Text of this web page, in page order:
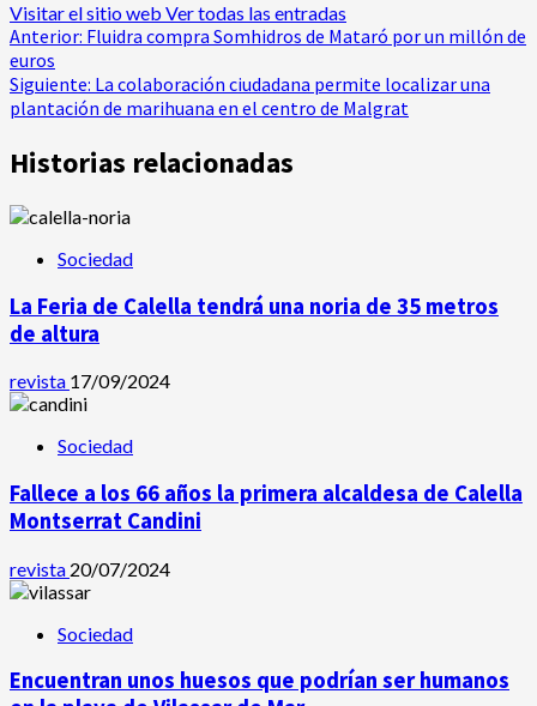
Visitar el sitio web Ver todas las entradas
Navegación
de
entradas
Anterior: Fluidra compra Somhidros de Mataró por un millón de
euros
Siguiente: La colaboración ciudadana permite localizar una
plantación de marihuana en el centro de Malgrat
Historias relacionadas
Sociedad
La Feria de Calella tendrá una noria de 35 metros
de altura
revista 17/09/2024
Sociedad
Fallece a los 66 años la primera alcaldesa de Calella
Montserrat Candini
revista 20/07/2024
Sociedad
Encuentran unos huesos que podrían ser humanos